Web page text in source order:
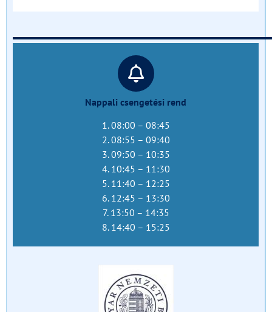
Nappali csengetési rend
1. 08:00 – 08:45
2. 08:55 – 09:40
3. 09:50 – 10:35
4. 10:45 – 11:30
5. 11:40 – 12:25
6. 12:45 – 13:30
7. 13:50 – 14:35
8. 14:40 – 15:25